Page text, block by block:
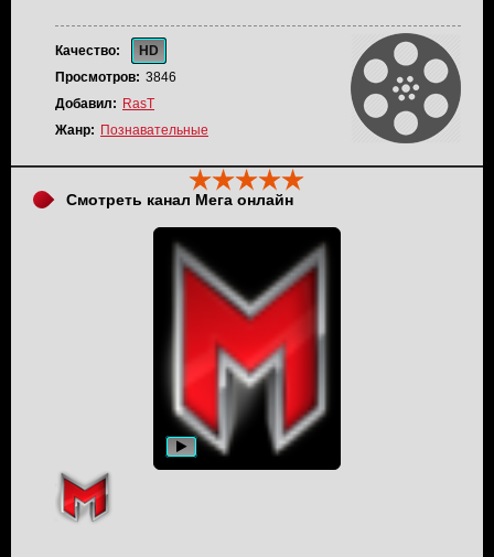
Качество:
HD
Просмотров: 3846
Добавил: RasT
Жанр: Познавательные
Смотреть канал Мега онлайн